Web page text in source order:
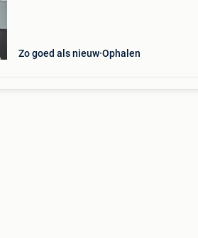
Zo goed als nieuw Ophalen